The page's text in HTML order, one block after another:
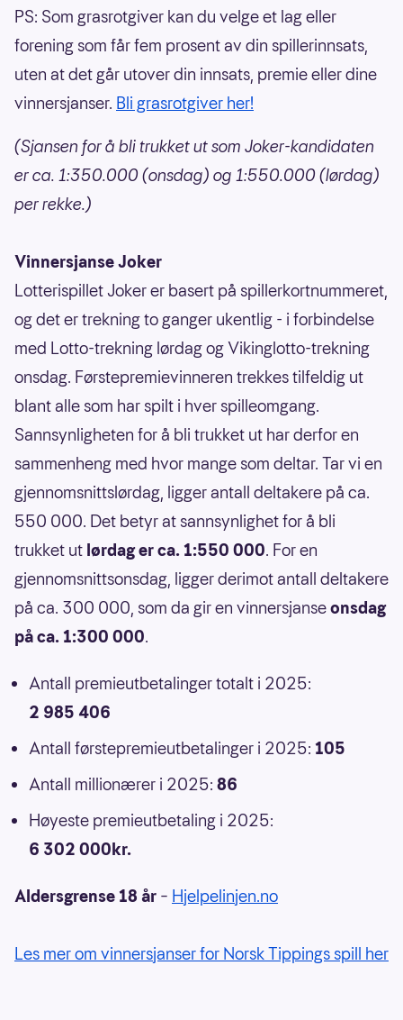
PS: Som grasrotgiver kan du velge et lag eller
forening som får fem prosent av din spillerinnsats,
uten at det går utover din innsats, premie eller dine
vinnersjanser. Bli grasrotgiver her!
(Sjansen for å bli trukket ut som Joker-kandidaten
er ca. 1:350.000 (onsdag) og 1:550.000 (lørdag)
per rekke.)
Vinnersjanse Joker
Lotterispillet Joker er basert på spillerkortnummeret,
og det er trekning to ganger ukentlig - i forbindelse
med Lotto-trekning lørdag og Vikinglotto-trekning
onsdag. Førstepremievinneren trekkes tilfeldig ut
blant alle som har spilt i hver spilleomgang.
Sannsynligheten for å bli trukket ut har derfor en
sammenheng med hvor mange som deltar. Tar vi en
gjennomsnittslørdag, ligger antall deltakere på ca.
550 000. Det betyr at sannsynlighet for å bli
trukket ut lørdag er ca. 1:550 000. For en
gjennomsnittsonsdag, ligger derimot antall deltakere
på ca. 300 000, som da gir en vinnersjanseonsdag
på ca. 1:300 000.
Antall premieutbetalinger totalt i 2025:
2 985 406
Antall førstepremieutbetalinger i 2025: 105
Antall millionærer i 2025: 86
Høyeste premieutbetaling i 2025:
6 302 000kr.
Aldersgrense 18 år – Hjelpelinjen.no
Les mer om vinnersjanser for Norsk Tippings spill her